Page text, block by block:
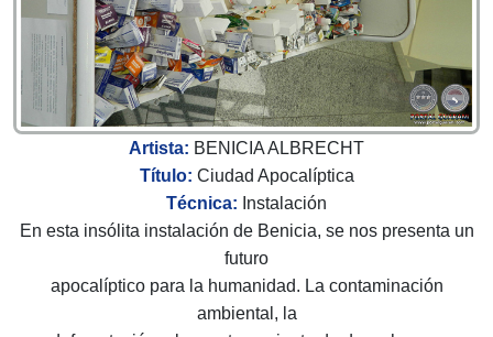
Artista: BENICIA ALBRECHT
Título: Ciudad Apocalíptica
Técnica: Instalación
En esta insólita instalación de Benicia, se nos presenta un
futuro
apocalíptico para la humanidad. La contaminación
ambiental, la